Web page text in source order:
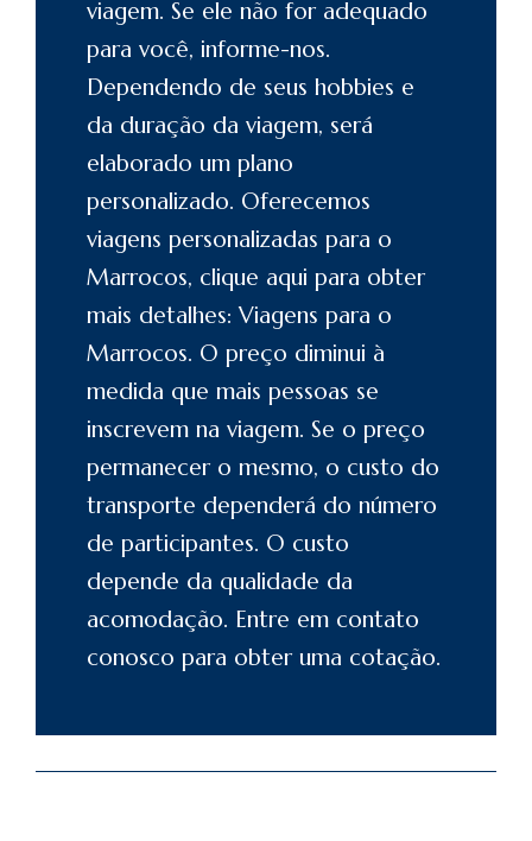
viagem. Se ele não for adequado
para você, informe-nos.
Dependendo de seus hobbies e
da duração da viagem, será
elaborado um plano
personalizado. Oferecemos
viagens personalizadas para o
Marrocos, clique aqui para obter
mais detalhes: Viagens para o
Marrocos. O preço diminui à
medida que mais pessoas se
inscrevem na viagem. Se o preço
permanecer o mesmo, o custo do
transporte dependerá do número
de participantes. O custo
depende da qualidade da
acomodação. Entre em contato
conosco para obter uma cotação.